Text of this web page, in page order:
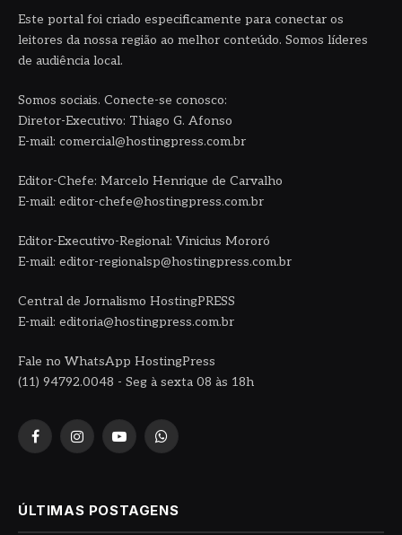
Este portal foi criado especificamente para conectar os
leitores da nossa região ao melhor conteúdo. Somos líderes
de audiência local.
Somos sociais. Conecte-se conosco:
Diretor-Executivo: Thiago G. Afonso
E-mail: comercial@hostingpress.com.br
Editor-Chefe: Marcelo Henrique de Carvalho
E-mail: editor-chefe@hostingpress.com.br
Editor-Executivo-Regional: Vinicius Mororó
E-mail: editor-regionalsp@hostingpress.com.br
Central de Jornalismo HostingPRESS
E-mail: editoria@hostingpress.com.br
Fale no WhatsApp HostingPress
(11) 94792.0048 - Seg à sexta 08 às 18h
FacebookInstagramYouTubeWhatsApp
ÚLTIMAS POSTAGENS